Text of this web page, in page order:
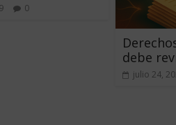
0
debe
julio 24,